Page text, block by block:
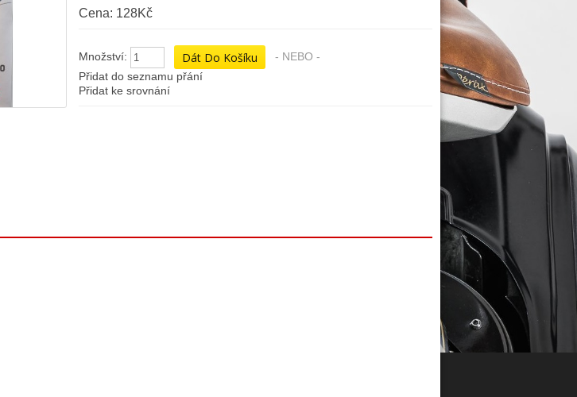
Cena: 128Kč
Množství:
- NEBO -
Přidat do seznamu přání
Přidat ke srovnání